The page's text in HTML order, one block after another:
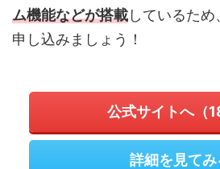
ム機能などが搭載しているた
申し込みましょう！
公式サイトへ（
詳細を見てみ